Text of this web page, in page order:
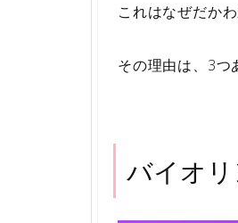
これはなぜだか
その理由は、3つ
バイオ